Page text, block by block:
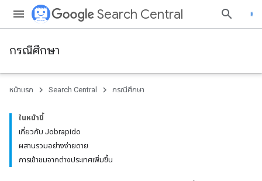
Search Central
กรณีศึกษา
หน้าแรก Search Central กรณีศึกษา
ในหน้านี้
เกี่ยวกับ Jobrapido
ผสานรวมอย่างง่ายดาย
การเข้าชมจากต่างประเทศเพิ่มขึ้น